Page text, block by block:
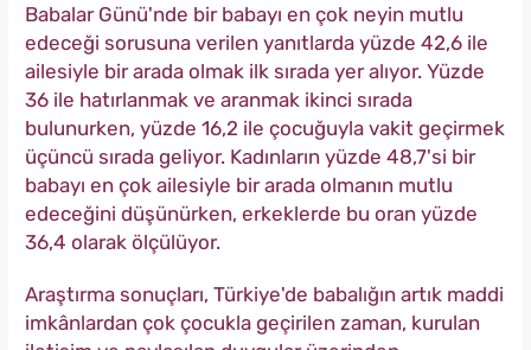
Babalar Günü'nde bir babayı en çok neyin mutlu
edeceği sorusuna verilen yanıtlarda yüzde 42,6 ile
ailesiyle bir arada olmak ilk sırada yer alıyor. Yüzde
36 ile hatırlanmak ve aranmak ikinci sırada
bulunurken, yüzde 16,2 ile çocuğuyla vakit geçirmek
üçüncü sırada geliyor. Kadınların yüzde 48,7'si bir
babayı en çok ailesiyle bir arada olmanın mutlu
edeceğini düşünürken, erkeklerde bu oran yüzde
36,4 olarak ölçülüyor.
Araştırma sonuçları, Türkiye'de babalığın artık maddi
imkânlardan çok çocukla geçirilen zaman, kurulan